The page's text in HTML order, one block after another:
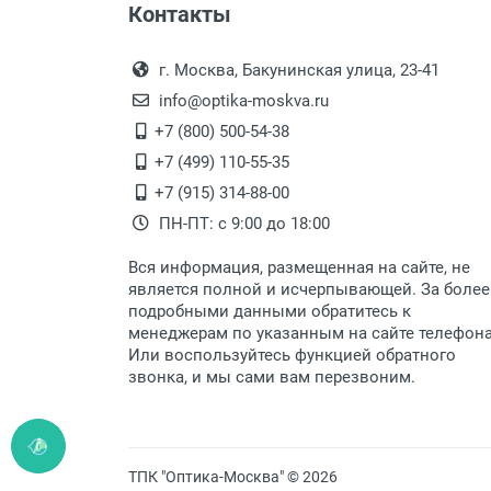
Перечисление средств на
Перевод денег на карту Сбербанка.
Выдаем товар в рабочие
После того, как заказ
Для получения товара при
Заказ необходимо
дополнительных расходов за
Доставка по Москве
Доставляем товар по
Доставка транспортными
Данный способ доставки
Мы сотрудничаем с
быстро подберем для Вас
Доставка Почтой России по России
Контакты
г. Москва, Бакунинская улица, 23-41
info@optika-moskva.ru
+7 (800) 500-54-38
+7 (499) 110-55-35
+7 (915) 314-88-00
ПН-ПТ: с 9:00 до 18:00
Вся информация, размещенная на сайте, не
является полной и исчерпывающей. За более
подробными данными обратитесь к
менеджерам по указанным на сайте
Или воспользуйтесь функцией обратного
звонка, и мы сами вам перезвоним.
ТПК "Оптика-Москва" © 2026